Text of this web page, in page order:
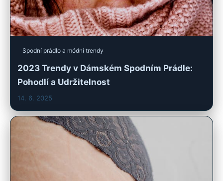
Spodní prádlo a módní trendy
2023 Trendy v Dámském Spodním Prádle:
Pohodlí a Udržitelnost
14. 6. 2025